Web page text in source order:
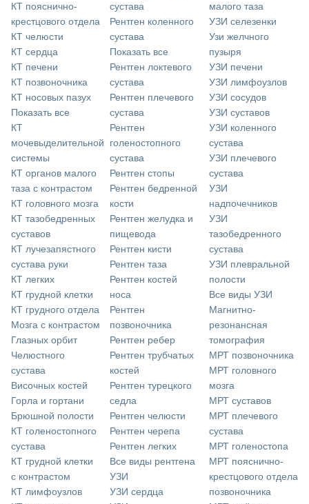
КТ пояснично-
крестцового отдела
КТ челюсти
КТ сердца
КТ печени
КТ позвоночника
КТ носовых пазух
Показать все
КТ
мочевыделительной
системы
КТ органов малого
таза с контрастом
КТ головного мозга
КТ тазобедренных
суставов
КТ лучезапястного
сустава руки
КТ легких
КТ грудной клетки
КТ грудного отдела
Мозга с контрастом
Глазных орбит
Челюстного
сустава
Височных костей
Горла и гортани
Брюшной полости
КТ голеностопного
сустава
КТ грудной клетки
с контрастом
КТ лимфоузлов
сустава
Рентген коленного
сустава
Показать все
Рентген локтевого
сустава
Рентген плечевого
сустава
Рентген
голеностопного
сустава
Рентген стопы
Рентген бедренной
кости
Рентген желудка и
пищевода
Рентген кисти
Рентген таза
Рентген костей
носа
Рентген
позвоночника
Рентген ребер
Рентген трубчатых
костей
Рентген турецкого
седла
Рентген челюсти
Рентген черепа
Рентген легких
Все виды рентгена
УЗИ
УЗИ сердца
малого таза
УЗИ селезенки
Узи желчного
пузыря
УЗИ печени
УЗИ лимфоузлов
УЗИ сосудов
УЗИ суставов
УЗИ коленного
сустава
УЗИ плечевого
сустава
УЗИ
надпочечников
УЗИ
тазобедренного
сустава
УЗИ плевральной
полости
Все виды УЗИ
Магнитно-
резонансная
томография
МРТ позвоночника
МРТ головного
мозга
МРТ суставов
МРТ плечевого
сустава
МРТ голеностопа
МРТ пояснично-
крестцового отдела
позвоночника